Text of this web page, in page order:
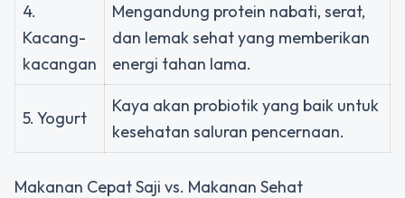
4.
Kacang-
kacangan
Mengandung protein nabati, serat,
dan lemak sehat yang memberikan
energi tahan lama.
5. Yogurt
Kaya akan probiotik yang baik untuk
kesehatan saluran pencernaan.
Makanan Cepat Saji vs. Makanan Sehat